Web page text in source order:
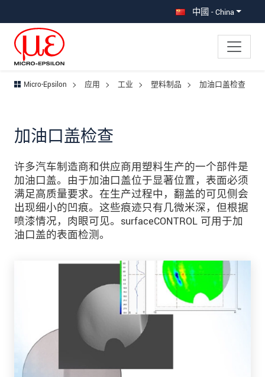
中國 - China
Micro-Epsilon 应用 工业 塑料制品 加油口盖检查
加油口盖检查
许多汽车制造商和供应商用塑料生产的一个部件是
加油口盖。由于加油口盖位于显著位置，表面必须
满足高质量要求。在生产过程中，翻盖的可见侧会
出现细小的凹痕。这些痕迹只有几微米深，但根据
喷漆情况，肉眼可见。surfaceCONTROL 可用于加
油口盖的表面检测。